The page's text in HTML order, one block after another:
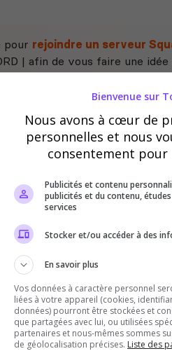
pour rejoindre un serveur
| afin de vous faire une idée
Il n'y a pas encore
Staff du serveur
Bienvenue sur
Nous avons à cœur de
personnelles et nous
consentement pour
Publicités et contenu
publicités et du contenu,
services
Stocker et/ou accéder à des
En savoir plus
Vos données à caractère personnel
liées à votre appareil (cookies,
données) pourront être stockées et
que partagées avec lui, ou utilisées
partenaires et nous-mêmes sommes
de géolocalisation précises. Liste des